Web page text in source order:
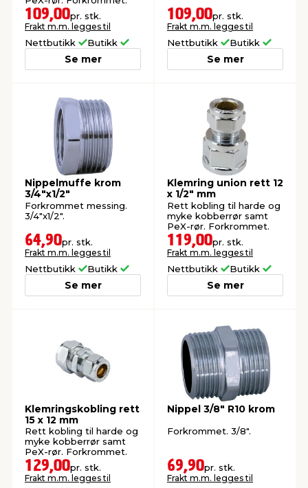
109,00pr. stk.
Frakt m.m. legges til
Nettbutikk Butikk
Se mer
109,00pr. stk.
Frakt m.m. legges til
Nettbutikk Butikk
Se mer
Nippelmuffe krom
3/4"x1/2"
Forkrommet messing.
3/4"x1/2".
64,90pr. stk.
Frakt m.m. legges til
Nettbutikk Butikk
Se mer
Klemring union rett 12
x 1/2" mm
Rett kobling til harde og
myke kobberrør samt
PeX-rør. Forkrommet.
119,00pr. stk.
Frakt m.m. legges til
Nettbutikk Butikk
Se mer
Klemringskobling rett
15 x 12 mm
Rett kobling til harde og
myke kobberrør samt
PeX-rør. Forkrommet.
129,00pr. stk.
Frakt m.m. legges til
Nippel 3/8" R10 krom
Forkrommet. 3/8".
69,90pr. stk.
Frakt m.m. legges til